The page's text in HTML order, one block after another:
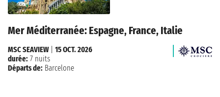
Mer Méditerranée: Espagne, France, Italie
MSC SEAVIEW| 15 OCT. 2026
durée: 7 nuits
Départs de: Barcelone